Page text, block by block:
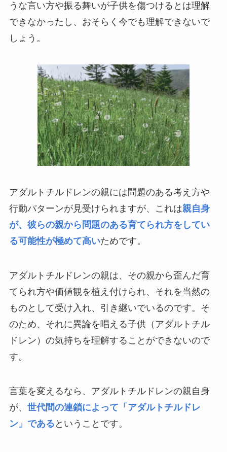
うな言い方や振る舞いが子供を傷つけるとは理解
できなかったし、おそらく今でも理解できないで
しょう。
アダルトチルドレンの親には問題のある考え方や
行動パターンが見受けられますが、これは親自身
が、彼らの親から問題のある育てられ方をしてい
る可能性が極めて高いためです。
アダルトチルドレンの親は、その親から歪んだ育
てられ方や価値観を植え付けられ、それを当然の
ものとして受け入れ、引き継いでいるのです。そ
のため、それに異論を唱える子供（アダルトチル
ドレン）の気持ちを理解することができないので
す。
言葉を変えるなら、アダルトチルドレンの親自身
が、 世代間の連鎖によって「アダルトチルドレ
ン」である ということです。